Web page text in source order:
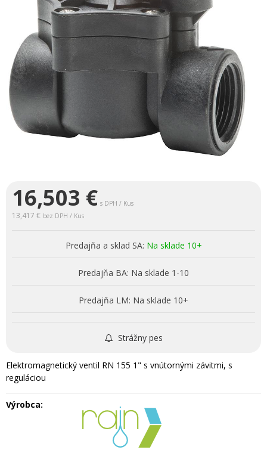
16,503 € s DPH / Kus
13,417 € bez DPH / Kus
Predajňa a sklad SA: Na sklade 10+
Predajňa BA: Na sklade 1-10
Predajňa LM: Na sklade 10+
Strážny pes
Elektromagnetický ventil RN 155 1" s vnútornými závitmi, s
reguláciou
Výrobca: